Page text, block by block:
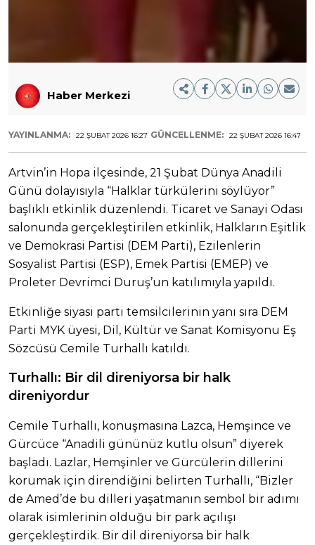
Haber Merkezi
YAYINLANMA: 22 ŞUBAT 2026 16:27 GÜNCELLENME: 22 ŞUBAT 2026 16:47
Artvin’in Hopa ilçesinde, 21 Şubat Dünya Anadili
Günü dolayısıyla “Halklar türkülerini söylüyor”
başlıklı etkinlik düzenlendi. Ticaret ve Sanayi Odası
salonunda gerçekleştirilen etkinlik, Halkların Eşitlik
ve Demokrasi Partisi (DEM Parti), Ezilenlerin
Sosyalist Partisi (ESP), Emek Partisi (EMEP) ve
Proleter Devrimci Duruş’un katılımıyla yapıldı.
Etkinliğe siyasi parti temsilcilerinin yanı sıra DEM
Parti MYK üyesi, Dil, Kültür ve Sanat Komisyonu Eş
Sözcüsü Cemile Turhallı katıldı.
Turhallı: Bir dil direniyorsa bir halk
direniyordur
Cemile Turhallı, konuşmasına Lazca, Hemşince ve
Gürcüce “Anadili gününüz kutlu olsun” diyerek
başladı. Lazlar, Hemşinler ve Gürcülerin dillerini
korumak için direndiğini belirten Turhallı, “Bizler
de Amed’de bu dilleri yaşatmanın sembol bir adımı
olarak isimlerinin olduğu bir park açılışı
gerçekleştirdik. Bir dil direniyorsa bir halk